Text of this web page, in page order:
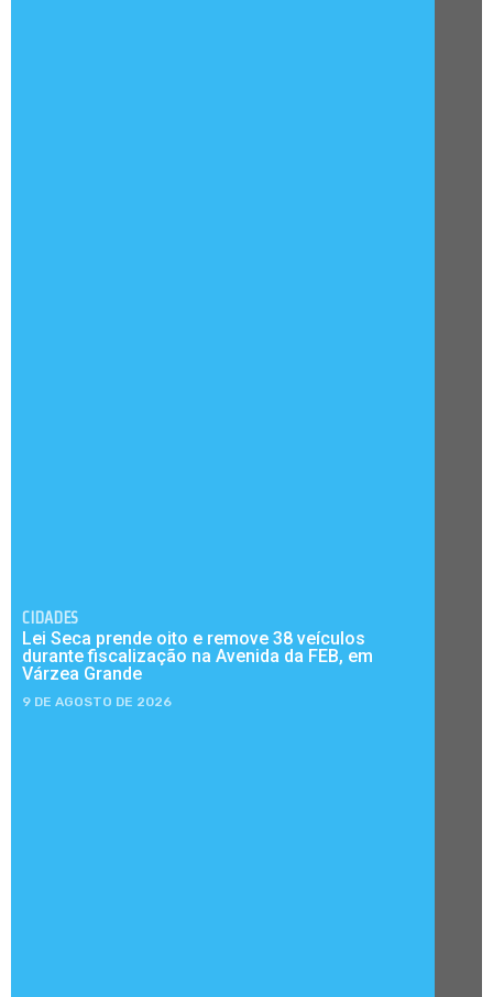
CIDADES
Lei Seca prende oito e remove 38 veículos
durante fiscalização na Avenida da FEB, em
Várzea Grande
9 DE AGOSTO DE 2026